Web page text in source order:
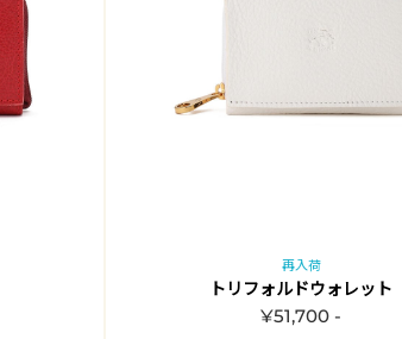
再入荷
トリフォルドウォレット
¥51,700 -